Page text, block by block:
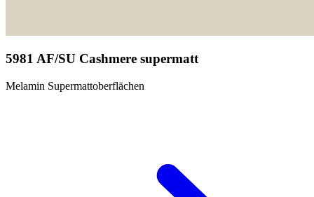
5981 AF/SU Cashmere supermatt
Melamin Supermattoberflächen